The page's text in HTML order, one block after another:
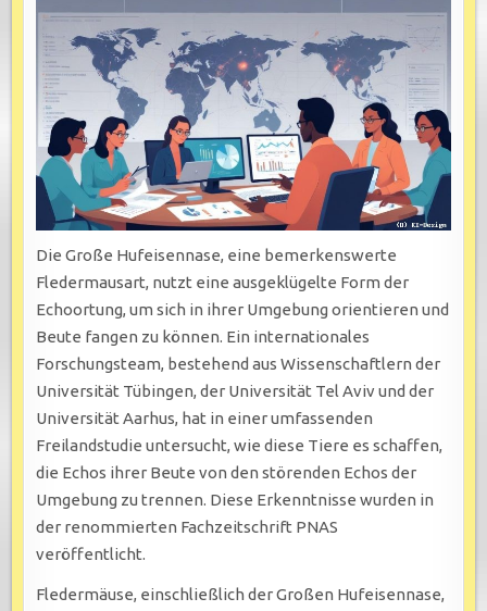
Die Große Hufeisennase, eine bemerkenswerte
Fledermausart, nutzt eine ausgeklügelte Form der
Echoortung, um sich in ihrer Umgebung orientieren und
Beute fangen zu können. Ein internationales
Forschungsteam, bestehend aus Wissenschaftlern der
Universität Tübingen, der Universität Tel Aviv und der
Universität Aarhus, hat in einer umfassenden
Freilandstudie untersucht, wie diese Tiere es schaffen,
die Echos ihrer Beute von den störenden Echos der
Umgebung zu trennen. Diese Erkenntnisse wurden in
der renommierten Fachzeitschrift PNAS
veröffentlicht.
Fledermäuse, einschließlich der Großen Hufeisennase,